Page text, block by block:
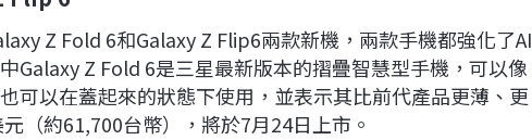
Z Fold 6和Galaxy Z Flip6兩款新機，兩款手機都強化了AI
Galaxy Z Fold 6是三星最新版本的摺疊智慧型手機，可以像
可以在蓋起來的狀態下使用，並表示其比前代產品更薄、更
（約61,700台幣），將於7月24日上市。